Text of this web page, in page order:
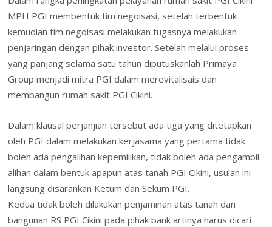
MPH PGI membentuk tim negoisasi, setelah terbentuk
kemudian tim negoisasi melakukan tugasnya melakukan
penjaringan dengan pihak investor. Setelah melalui proses
yang panjang selama satu tahun diputuskanlah Primaya
Group menjadi mitra PGI dalam merevitalisais dan
membangun rumah sakit PGI Cikini.
Dalam klausal perjanjian tersebut ada tiga yang ditetapkan
oleh PGI dalam melakukan kerjasama yang pertama tidak
boleh ada pengalihan kepemilikan, tidak boleh ada pengambil
alihan dalam bentuk apapun atas tanah PGI Cikini, usulan ini
langsung disarankan Ketum dan Sekum PGI.
Kedua tidak boleh dilakukan penjaminan atas tanah dan
bangunan RS PGI Cikini pada pihak bank artinya harus dicari